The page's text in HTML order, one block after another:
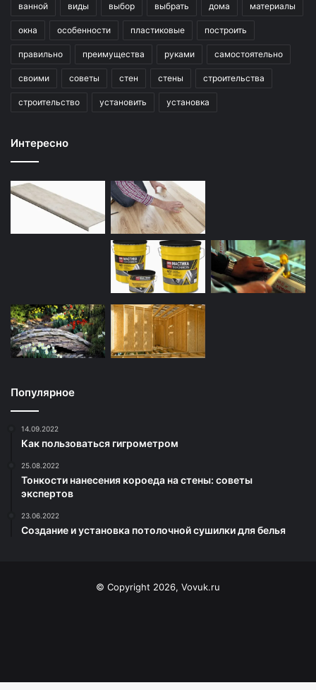
ванной виды выбор выбрать дома материалы
окна особенности пластиковые построить
правильно преимущества руками самостоятельно
своими советы стен стены строительства
строительство установить установка
Интересно
Популярное
14.09.2022
Как пользоваться гигрометром
25.08.2022
Тонкости нанесения короеда на стены: советы
экспертов
23.06.2022
Создание и установка потолочной сушилки для белья
© Copyright 2026, Vovuk.ru